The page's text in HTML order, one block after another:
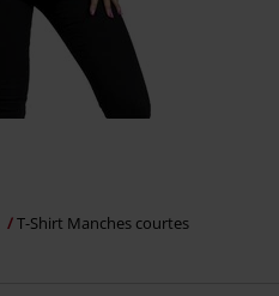
T-Shirt Manches courtes